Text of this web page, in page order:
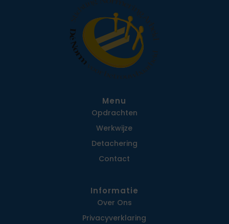
Menu
Opdrachten
Werkwijze
Detachering
Contact
Informatie
Over Ons
Privacy­verklaring